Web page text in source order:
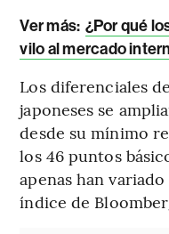
Ver más: ¿Por qué
vilo al mercado
Los diferenciales
japoneses se
desde su mínimo
los 46 puntos
apenas han
índice de